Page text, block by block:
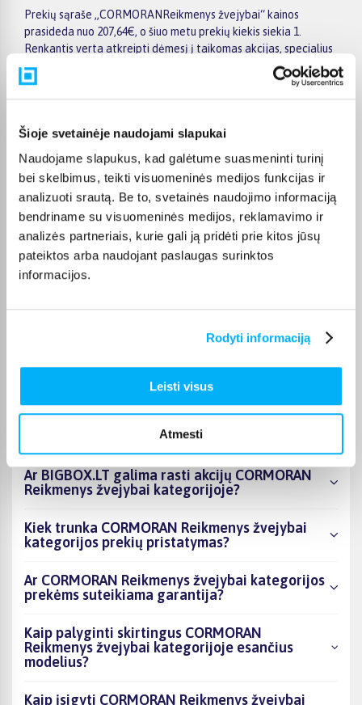
Šioje svetainėje naudojami slapukai
Naudojame slapukus, kad galėtume suasmeninti turinį
bei skelbimus, teikti visuomeninės medijos funkcijas ir
analizuoti srautą. Be to, svetainės naudojimo informaciją
bendriname su visuomeninės medijos, reklamavimo ir
analizės partneriais, kurie gali ją pridėti prie kitos jūsų
pateiktos arba naudojant paslaugas surinktos
informacijos.
Rodyti informaciją
Leisti visus
Atmesti
Prekių sąraše „CORMORANReikmenys žvejybai“ kainos
prasideda nuo 207,64€, o šiuo metu prekių kiekis siekia 1.
Renkantis verta atkreipti dėmesį į taikomas akcijas, specialius
pasiūlymus, techninius parametrus bei papildomas pirkimo
sąlygas, kad būtų lengviau išsirinkti geriausiai jūsų poreikius
atitinkantį variantą.
Papildomi pasirinkimai ir prekių savybių filtrai padeda patogiai
susiaurinti asortimentą ir greičiau rasti tinkamą prekę.
Peržiūrėkite „CORMORANReikmenys žvejybai“ pasiūlymus
BIGBOX.LT, palyginkite prekes ir pirkite internetu patogiai.
Pasirinktą prekę pristatysime per jos aprašyme nurodytą
terminą.
Kokie CORMORAN Reikmenys žvejybai
populiariausi?
Kiek prekių yra CORMORAN Reikmenys žvejybai
Ar BIGBOX.LT galima rasti akcijų CORMORAN
Reikmenys žvejybai kategorijoje?
Kiek trunka CORMORAN Reikmenys žvejybai
kategorijos prekių pristatymas?
Ar CORMORAN Reikmenys žvejybai kategorijos
prekėms suteikiama garantija?
Kaip palyginti skirtingus CORMORAN
Reikmenys žvejybai kategorijoje esančius
modelius?
Kaip įsigyti CORMORAN Reikmenys žvejybai